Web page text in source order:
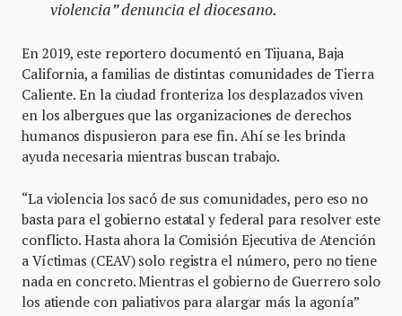
violencia” denuncia el diocesano.
En 2019, este reportero documentó en Tijuana, Baja
California, a familias de distintas comunidades de Tierra
Caliente. En la ciudad fronteriza los desplazados viven
en los albergues que las organizaciones de derechos
humanos dispusieron para ese fin. Ahí se les brinda
ayuda necesaria mientras buscan trabajo.
“La violencia los sacó de sus comunidades, pero eso no
basta para el gobierno estatal y federal para resolver este
conflicto. Hasta ahora la Comisión Ejecutiva de Atención
a Víctimas (CEAV) solo registra el número, pero no tiene
nada en concreto. Mientras el gobierno de Guerrero solo
los atiende con paliativos para alargar más la agonía”